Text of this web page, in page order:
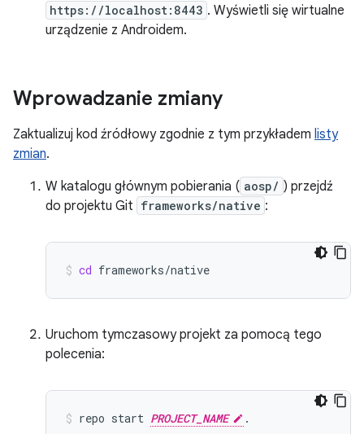
https://localhost:8443 . Wyświetli się wirtualne
urządzenie z Androidem.
Wprowadzanie zmiany
Zaktualizuj kod źródłowy zgodnie z tym przykładem listy
zmian.
W katalogu głównym pobierania ( aosp/ ) przejdź
do projektu Git frameworks/native :
cd frameworks/native
Uruchom tymczasowy projekt za pomocą tego
polecenia:
repo start PROJECT_NAME .